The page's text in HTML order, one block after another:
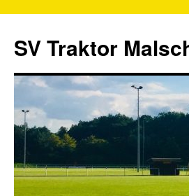
SV Traktor